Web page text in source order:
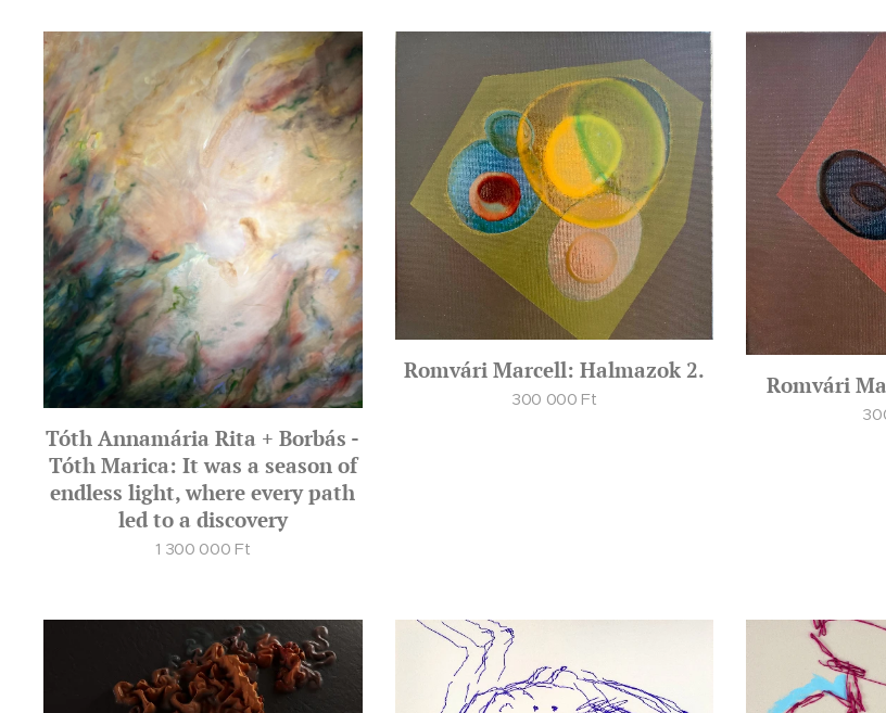
Tóth Annamária Rita + Borbás -
Tóth Marica: It was a season of
endless light, where every path
led to a discovery
1 300 000 Ft
Romvári Marcell: Halmazok 2.
300 000 Ft
Romvári